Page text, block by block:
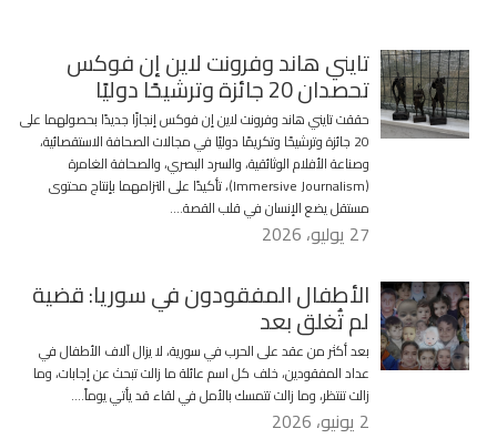
تايني هاند وفرونت لاين إن فوكس
تحصدان 20 جائزة وترشيحًا دوليًا
حققت تايني هاند وفرونت لاين إن فوكس إنجازًا جديدًا بحصولهما على
20 جائزة وترشيحًا وتكريمًا دوليًا في مجالات الصحافة الاستقصائية،
وصناعة الأفلام الوثائقية، والسرد البصري، والصحافة الغامرة
(Immersive Journalism)، تأكيدًا على التزامهما بإنتاج محتوى
مستقل يضع الإنسان في قلب القصة….
27 يوليو، 2026
الأطفال المفقودون في سوريا: قضية
لم تُغلق بعد
بعد أكثر من عقد على الحرب في سورية، لا يزال آلاف الأطفال في
عداد المفقودين، خلف كل اسم عائلة ما زالت تبحث عن إجابات، وما
زالت تنتظر، وما زالت تتمسك بالأمل في لقاء قد يأتي يوماً….
2 يونيو، 2026